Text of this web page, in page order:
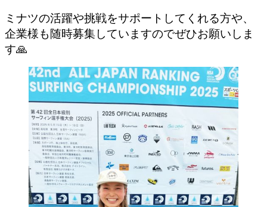
ミナツの活躍や挑戦をサポートしてくれる方や、
企業様も随時募集していますのでぜひお願いしま
す🙏